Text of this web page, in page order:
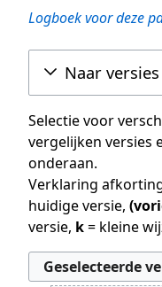
Logboek voor deze
Naar
Selectie voor
vergelijken versies
onderaan.
Verklaring
huidige versie,
versie, k= kleine